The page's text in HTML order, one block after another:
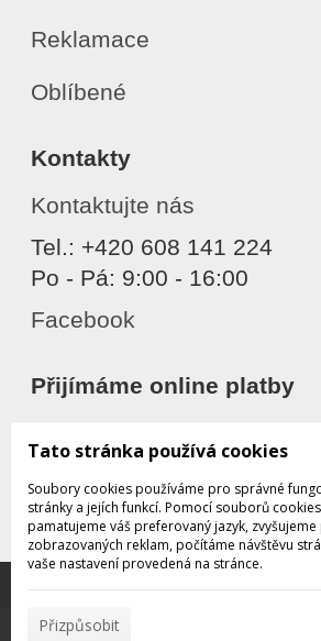
Reklamace
Oblíbené
Kontakty
Kontaktujte nás
Tel.: +420 608 141 224
Po - Pá: 9:00 - 16:00
Facebook
Přijímáme online platby
Děkujeme za důvěru
pomáhají poskytovat služby. Používáním
vyjadřujete souhlas s používáním
Tato stránka používá cookies
Soubory cookies používáme pro správné
stránky a jejích funkcí. Pomocí souborů
pamatujeme váš preferovaný jazyk,
zobrazovaných reklam, počítáme návštěvu
vaše nastavení provedená na stránce.
Přizpůsobit